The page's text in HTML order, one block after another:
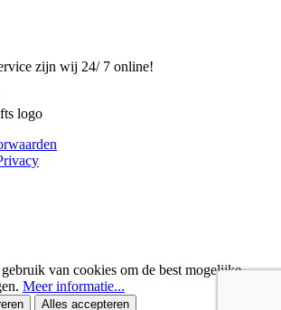
zijn wij 24/ 7 online!
van cookies om de best mogelijke
Meer informatie...
Alles accepteren